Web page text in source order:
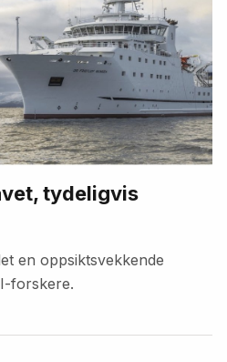
tydeligvis
en oppsiktsvekkende
forskere.